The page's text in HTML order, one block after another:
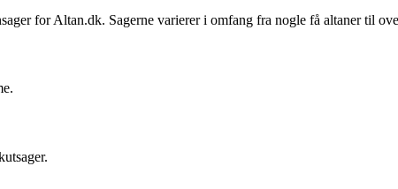
for Altan.dk. Sagerne varierer i omfang fra nogle få altaner til